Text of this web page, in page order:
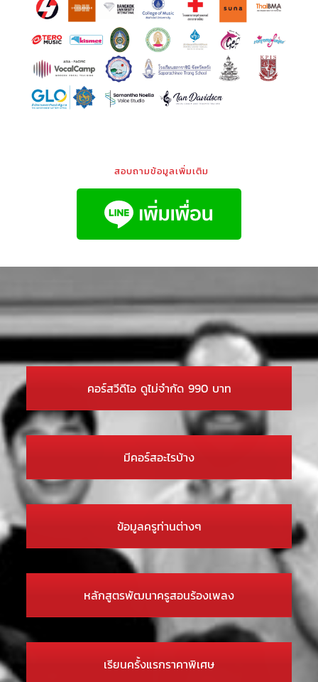
สอบถามข้อมูลเพิ่มเติม
คอร์สวีดีโอ ดูไม่จำกัด 990 บาท
มีคอร์สอะไรบ้าง
ข้อมูลครูท่านต่างๆ
หลักสูตรพัฒนาครูสอนร้องเพลง
เรียนครั้งแรกราคาพิเศษ